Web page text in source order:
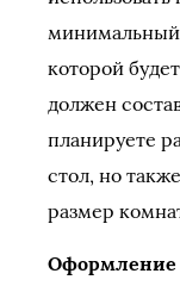
минимальный
которой
должен
планируете
стол, но
размер
Оформление